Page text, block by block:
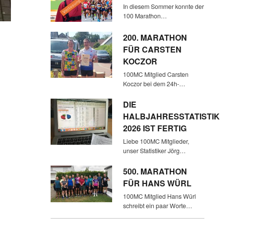
In diesem Sommer konnte der
100 Marathon…
200. MARATHON
FÜR CARSTEN
KOCZOR
100MC Mitglied Carsten
Koczor bei dem 24h-…
DIE
HALBJAHRESSTATISTIK
2026 IST FERTIG
Liebe 100MC Mitglieder,
unser Statistiker Jörg…
500. MARATHON
FÜR HANS WÜRL
100MC Mitglied Hans Würl
schreibt ein paar Worte…